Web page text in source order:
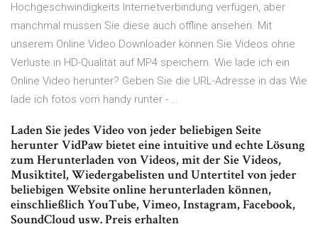
Hochgeschwindigkeits Internetverbindung verfügen, aber
manchmal müssen Sie diese auch offline ansehen. Mit
unserem Online Video Downloader können Sie Videos ohne
Verluste in HD-Qualität auf MP4 speichern. Wie lade ich ein
Online Video herunter? Geben Sie die URL-Adresse in das Wie
lade ich fotos vom handy runter - …
Laden Sie jedes Video von jeder beliebigen Seite
herunter VidPaw bietet eine intuitive und echte Lösung
zum Herunterladen von Videos, mit der Sie Videos,
Musiktitel, Wiedergabelisten und Untertitel von jeder
beliebigen Website online herunterladen können,
einschließlich YouTube, Vimeo, Instagram, Facebook,
SoundCloud usw. Preis erhalten